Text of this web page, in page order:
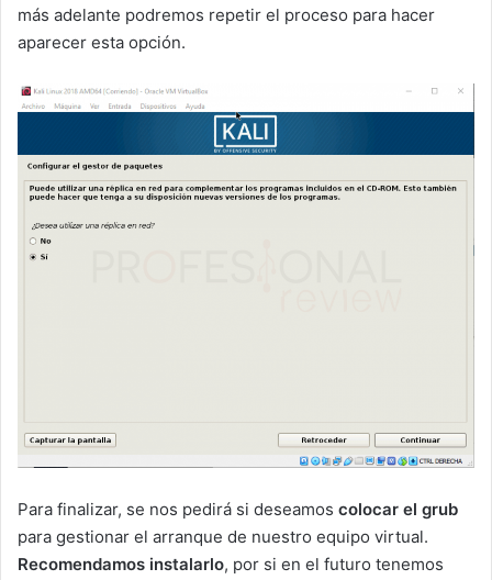
más adelante podremos repetir el proceso para hacer
aparecer esta opción.
Para finalizar, se nos pedirá si deseamos colocar el grub
para gestionar el arranque de nuestro equipo virtual.
Recomendamos instalarlo, por si en el futuro tenemos